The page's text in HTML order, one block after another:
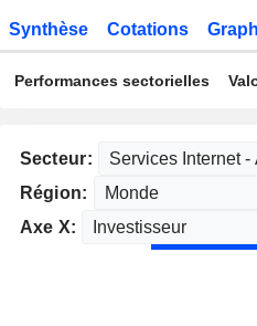
Synthèse Cotations
Performances sectorielles
Secteur:
Région:
Axe X: